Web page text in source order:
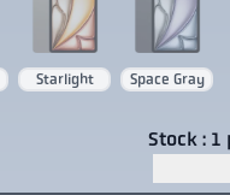
Starlight Space Gray
Stock : 1